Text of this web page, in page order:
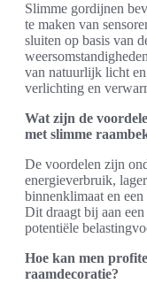
Slimme gordijnen
te maken van
sluiten op basis van
van natuurlijk licht
verlichting en
Wat zijn de
met slimme
De voordelen zijn
energieverbruik,
binnenklimaat en
Dit draagt bij aan
potentiële
Hoe kan men
raamdecoratie?